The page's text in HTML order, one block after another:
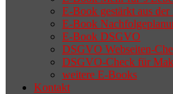
E-Book gestärkt aus der
E-Book
E-Book DSGVO
DSGVO Webseiten-
DSGVO-Check für
weitere E-Books
Kontakt